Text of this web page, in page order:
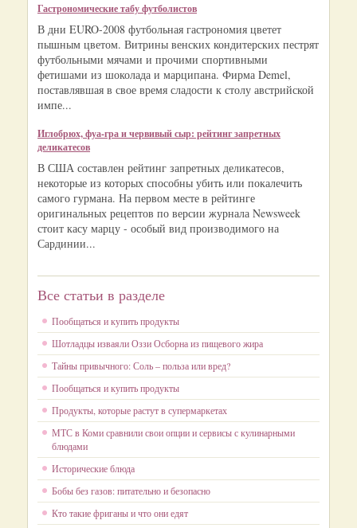
Гастрономические табу футболистов
В дни EURO-2008 футбольная гастрономия цветет
пышным цветом. Витрины венских кондитерских пестрят
футбольными мячами и прочими спортивными
фетишами из шоколада и марципана. Фирма Demel,
поставлявшая в свое время сладости к столу австрийской
импе...
Иглобрюх, фуа-гра и червивый сыр: рейтинг запретных
деликатесов
В США составлен рейтинг запретных деликатесов,
некоторые из которых способны убить или покалечить
самого гурмана. На первом месте в рейтинге
оригинальных рецептов по версии журнала Newsweek
стоит касу марцу - особый вид производимого на
Сардинии...
Все статьи в разделе
Пообщаться и купить продукты
Шотладцы изваяли Оззи Осборна из пищевого жира
Тайны привычного: Соль – польза или вред?
Пообщаться и купить продукты
Продукты, которые растут в супермаркетах
МТС в Коми сравнили свои опции и сервисы с кулинарными
блюдами
Исторические блюда
Бобы без газов: питательно и безопасно
Кто такие фриганы и что они едят